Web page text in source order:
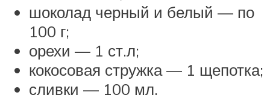
шоколад черный и белый — по
100 г;
орехи — 1 ст.л;
кокосовая стружка — 1 щепотка;
сливки — 100 мл.